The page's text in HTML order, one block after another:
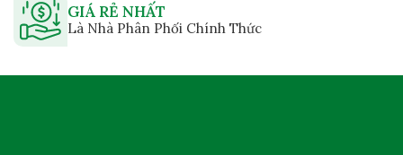
GIÁ RẺ NHẤT
Là Nhà Phân Phối Chính Thức